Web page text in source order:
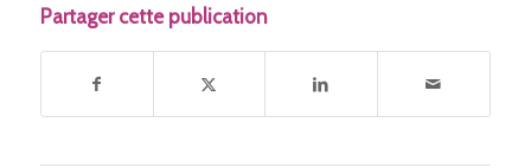
Partager cette publication